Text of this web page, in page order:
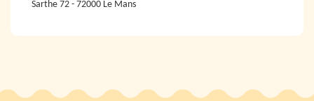
Sarthe 72 - 72000 Le Mans